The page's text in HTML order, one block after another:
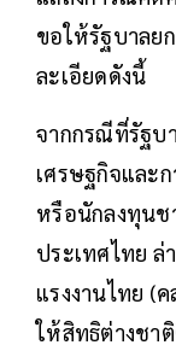
ขอให้รัฐบาลย
ละเอียดดังนี้
จากกรณีที่รัฐบ
เศรษฐกิจและ
หรือนักลงทุนช
ประเทศไทย
แรงงานไทย (
ให้สิทธิต่างชา